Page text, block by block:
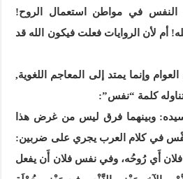
النفس في مواطن استعمال الروح!
أم لأن الروايات فعلت فيكون الله قد
وإنما يمتد إلى المعاجم اللغوية,
كلمة “نفس”:
وبينهما فرق ليس من غرض هذا
في كلام العرب يجري على ضربين:
أَي رُوحُه، وفي نفس فلان أَن يفعل